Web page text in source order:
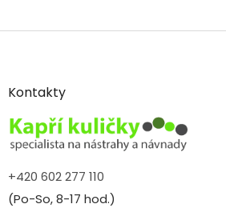
Z
aKontakty
+420 602 277 110
(Po-So, 8-17 hod.)